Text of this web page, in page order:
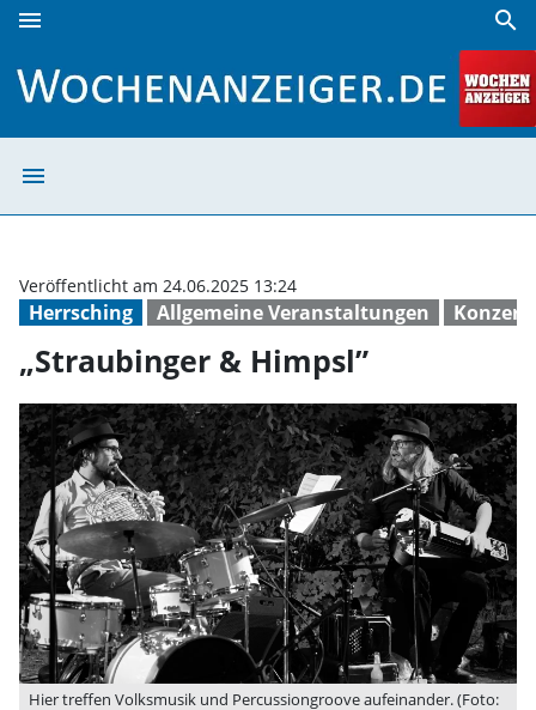
menu search
menu
Herrsching Allgemeine Veranstaltungen Konzert
Veröffentlicht am 24.06.2025 13:24
„Straubinger & Himpsl”
Hier treffen Volksmusik und Percussiongroove aufeinander. (Foto: